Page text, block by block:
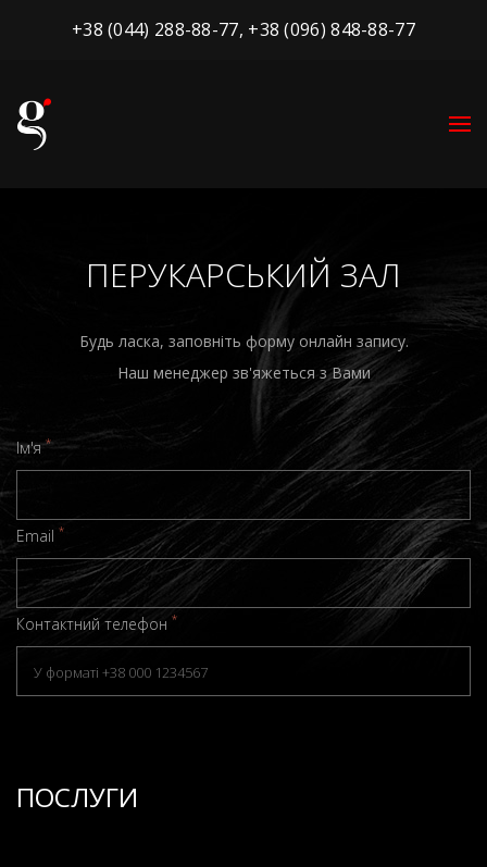
+38 (044) 288-88-77, +38 (096) 848-88-77
ПЕРУКАРСЬКИЙ ЗАЛ
Будь ласка, заповніть форму онлайн запису.
Наш менеджер зв'яжеться з Вами
Ім'я*
Email *
Контактний телефон *
ПОСЛУГИ